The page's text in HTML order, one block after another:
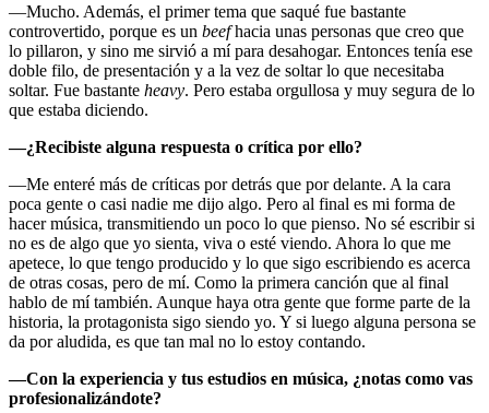
—Mucho. Además, el primer tema que saqué fue bastante
controvertido, porque es un beefhacia unas personas que creo que
lo pillaron, y sino me sirvió a mí para desahogar. Entonces tenía ese
doble filo, de presentación y a la vez de soltar lo que necesitaba
soltar. Fue bastante heavy. Pero estaba orgullosa y muy segura de lo
que estaba diciendo.
—¿Recibiste alguna respuesta o crítica por ello?
—Me enteré más de críticas por detrás que por delante. A la cara
poca gente o casi nadie me dijo algo. Pero al final es mi forma de
hacer música, transmitiendo un poco lo que pienso. No sé escribir si
no es de algo que yo sienta, viva o esté viendo. Ahora lo que me
apetece, lo que tengo producido y lo que sigo escribiendo es acerca
de otras cosas, pero de mí. Como la primera canción que al final
hablo de mí también. Aunque haya otra gente que forme parte de la
historia, la protagonista sigo siendo yo. Y si luego alguna persona se
da por aludida, es que tan mal no lo estoy contando.
—Con la experiencia y tus estudios en música, ¿notas como vas
profesionalizándote?